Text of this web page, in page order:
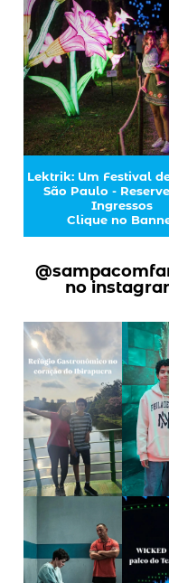
Lektrik: Um Festival
São Paulo -
Ingressos
Clique no
no